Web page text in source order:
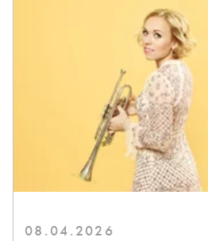
08.04.2026